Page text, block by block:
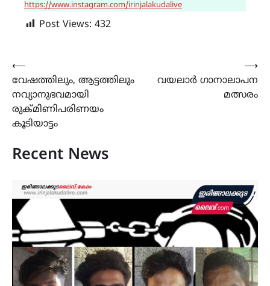
https://www.instagram.com/irinjalakudalive
Post Views: 432
Post
navigation
⟵
വേഷത്തിലും, ആട്ടത്തിലും
നവ്യാനുഭവമായി
രുക്മിണിപരിണയം
കൂടിയാട്ടം
വയലാർ ഗാനാലാപന
മത്സരം
⟶
Recent News